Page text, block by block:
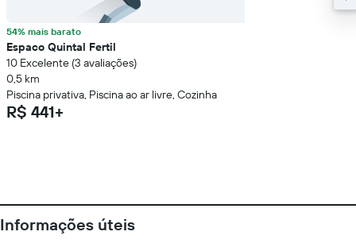
54% mais barato
Espaco Quintal Fertil
10 Excelente (3 avaliações)
0,5 km
Piscina privativa, Piscina ao ar livre, Cozinha
R$ 441+
Informações úteis